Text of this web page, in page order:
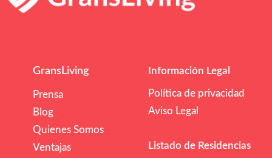
GransLiving
Prensa
Blog
Quienes Somos
Ventajas
Información Legal
Política de privacidad
Aviso Legal
Listado de Residencias